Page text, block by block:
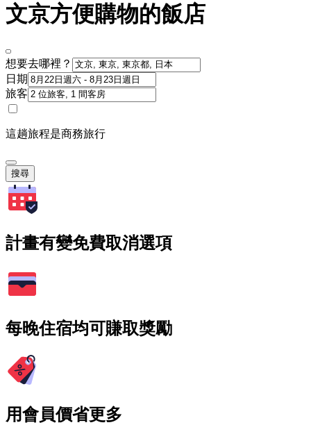
文京方便購物的飯店
想要去哪裡？
日期
旅客
這趟旅程是商務旅行
搜尋
計畫有變免費取消選項
每晚住宿均可賺取獎勵
用會員價省更多